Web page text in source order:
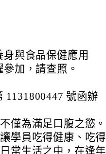
與食品保健應用
加，請查照。
1131800447 號函辦
僅為滿足口腹之慾。
學員吃得健康、吃得
常生活之中，在逢年